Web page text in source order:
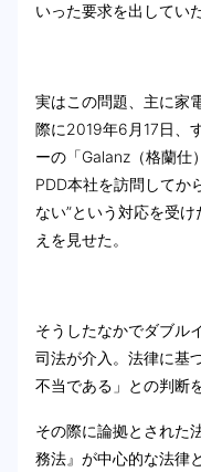
いった要求を出してい
実はこの問題、主に家
際に2019年6月17日、
ーの「Galanz（格蘭仕
PDD本社を訪問してか
ない”という対応を受
えを見せた。
そうしたなかでダブル
司法が介入。法律に基
不当である」との判断
その際に論拠とされた
務法』が中心的な法律